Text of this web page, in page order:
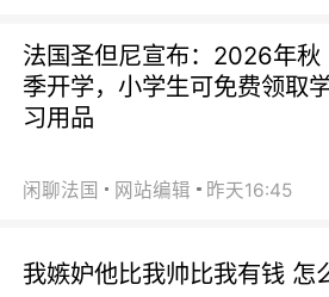
法国圣但尼宣布：2026年秋
季开学，小学生可免费领取
习用品
闲聊法国 网站编辑 昨天16:45
我嫉妒他比我帅比我有钱 怎